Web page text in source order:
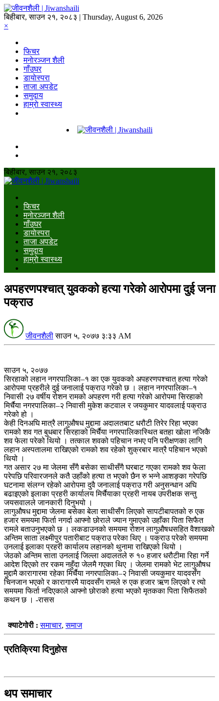
बिहीबार, साउन २१, २०८३ | Thursday, August 6, 2026
×
फिचर
मनाेरञ्जन शैली
गाँउघर
डायाेस्परा
ताजा अपडेट
समुदाय
हाम्राे स्वास्थ्य
बिहीबार, साउन २१, २०८३
फिचर
मनाेरञ्जन शैली
गाँउघर
डायाेस्परा
ताजा अपडेट
समुदाय
हाम्राे स्वास्थ्य
अपहरणपश्चात् युवकको हत्या गरेको आरोपमा दुई जना
पक्राउ
जीवनशैली साउन ५, २०७७ ३:३३ AM
साउन ५, २०७७
सिरहाको लहान नगरपालिका–१ का एक युवकको अपहरणपश्चात् हत्या गरेको
आरोपमा प्रहरीले दुई जनालाई पक्राउ गरेको छ । लहान नगरपालिका–१
निवासी २७ वर्षीय रोशन रामको अपहरण गरी हत्या गरेको आरोपमा सिरहाको
मिर्चैया नगरपालिका–२ निवासी मुकेश कटवाल र जयकुमार यादवलाई पक्राउ
गरेको हो ।
केही दिनअघि मात्रै लागुऔषध मुद्दामा अदालतबाट धरौटी तिरेर रिहा भएका
रामको शव गत बुधबार सिरहाको मिर्चैया नगरपालिकास्थित बतहा खोला नजिकै
शव फेला परेको थियो । तत्काल शवको पहिचान नभए पनि परीक्षणका लागि
लहान अस्पतालमा राखिएको रामको शव रहेको शुक्रबार मात्रै पहिचान भएको
थियो ।
गत असार २७ मा जेलमा सँगै बसेका साथीसँगै घरबाट गएका रामको शव फेला
परेपछि परिवारजनले कतै उहाँको हत्या त भएको छैन रु भन्ने आशङ्का गरेपछि
घटनामा संलग्न रहेको आरोपमा दुवै जनालाई पक्राउ गरी अनुसन्धान अघि
बढाइएको इलाका प्रहरी कार्यालय मिर्चैयाका प्रहरी नायब उपरीक्षक सन्तु
जयसवालले जानकारी दिनुभयो ।
लागुऔषध मुद्दामा जेलमा बसेका बेला साथीसँग लिएको सापटीबापतको रु एक
हजार समयमा फिर्ता नगर्दा आफ्नो छोराले ज्यान गुमाएको उहाँका पिता सिफैत
रामले बताउनुभएको छ । लकडाउनको समयमा रोशन लागुऔषधसहित वैशाखको
अन्तिम साता लक्ष्मीपुर पतारीबाट पक्राउ परेका थिए । पक्राउ परेको समयमा
उनलाई इलाका प्रहरी कार्यालय लहानको थुनामा राखिएको थियो ।
जेठको अन्तिम साता उनलाई जिल्ला अदालतले रु १० हजार धरौटीमा रिहा गर्ने
आदेश दिएको तर रकम नहुँदा जेलमै गएका थिए । जेलमा रामको भेट लागुऔषध
मुद्दामै कारागारमा रहेका मिर्चैया नगरपालिका–२ निवासी जयकुमार यादवसँग
चिनजान भएको र कारागारमै यादवसँग रामले रु एक हजार ऋण लिएको र त्यो
समयमा फिर्ता नदिएकाले आफ्नो छोराको हत्या भएको मृतकका पिता सिफैतको
कथन छ । -रासस
क्याटेगोरी :समाचार,समाज
प्रतिक्रिया दिनुहोस
थप समाचार